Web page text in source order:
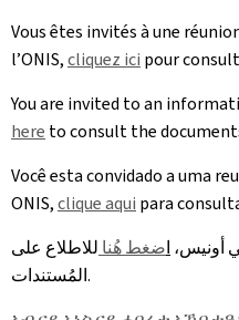
Vous êtes invités à une
l’ONIS,cliquez ici pour
You are invited to an
here to consult the
Você esta convidado a uma
ONIS,clique aqui para
أونيس، اضغط هُنا للاطلاع على
المُستندات.